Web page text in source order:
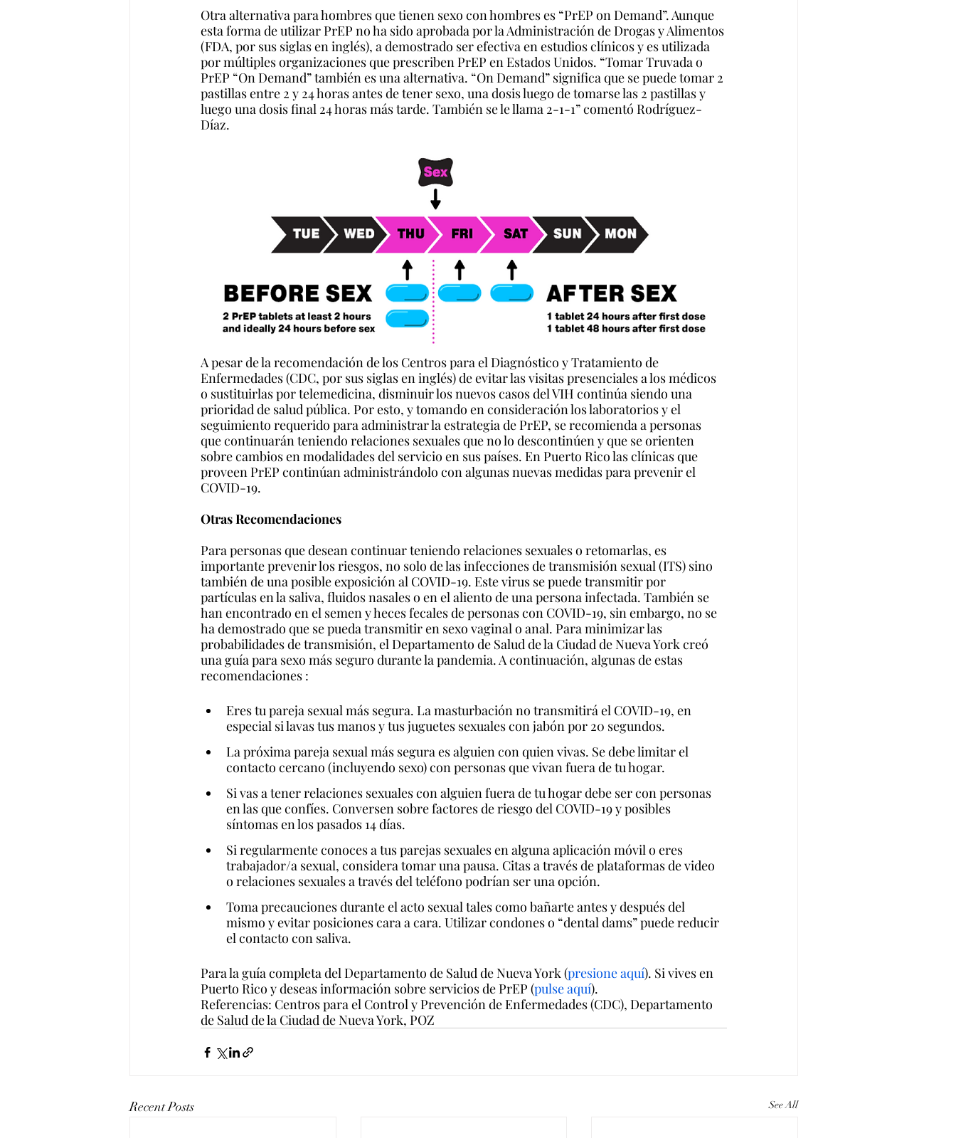
Otra alternativa para hombres que tienen sexo con hombres es “PrEP on Demand”. Aunque
esta forma de utilizar PrEP no ha sido aprobada por la Administración de Drogas y Alimentos
(FDA, por sus siglas en inglés), a demostrado ser efectiva en estudios clínicos y es utilizada
por múltiples organizaciones que prescriben PrEP en Estados Unidos. “Tomar Truvada o
PrEP “On Demand” también es una alternativa. “On Demand” significa que se puede tomar 2
pastillas entre 2 y 24 horas antes de tener sexo, una dosis luego de tomarse las 2 pastillas y
luego una dosis final 24 horas más tarde. También se le llama 2-1-1” comentó Rodríguez-
Díaz.
A pesar de la recomendación de los Centros para el Diagnóstico y Tratamiento de
Enfermedades (CDC, por sus siglas en inglés) de evitar las visitas presenciales a los médicos
o sustituirlas por telemedicina, disminuir los nuevos casos del VIH continúa siendo una
prioridad de salud pública. Por esto, y tomando en consideración los laboratorios y el
seguimiento requerido para administrar la estrategia de PrEP, se recomienda a personas
que continuarán teniendo relaciones sexuales que no lo descontinúen y que se orienten
sobre cambios en modalidades del servicio en sus países. En Puerto Rico las clínicas que
proveen PrEP continúan administrándolo con algunas nuevas medidas para prevenir el
COVID-19.
Otras Recomendaciones
Para personas que desean continuar teniendo relaciones sexuales o retomarlas, es
importante prevenir los riesgos, no solo de las infecciones de transmisión sexual (ITS) sino
también de una posible exposición al COVID-19. Este virus se puede transmitir por
partículas en la saliva, fluidos nasales o en el aliento de una persona infectada. También se
han encontrado en el semen y heces fecales de personas con COVID-19, sin embargo, no se
ha demostrado que se pueda transmitir en sexo vaginal o anal. Para minimizar las
probabilidades de transmisión, el Departamento de Salud de la Ciudad de Nueva York creó
una guía para sexo más seguro durante la pandemia. A continuación, algunas de estas
recomendaciones :
Eres tu pareja sexual más segura. La masturbación no transmitirá el COVID-19, en
especial si lavas tus manos y tus juguetes sexuales con jabón por 20 segundos.
La próxima pareja sexual más segura es alguien con quien vivas. Se debe limitar el
contacto cercano (incluyendo sexo) con personas que vivan fuera de tu hogar.
Si vas a tener relaciones sexuales con alguien fuera de tu hogar debe ser con personas
en las que confíes. Conversen sobre factores de riesgo del COVID-19 y posibles
síntomas en los pasados 14 días.
Si regularmente conoces a tus parejas sexuales en alguna aplicación móvil o eres
trabajador/a sexual, considera tomar una pausa. Citas a través de plataformas de video
o relaciones sexuales a través del teléfono podrían ser una opción.
Toma precauciones durante el acto sexual tales como bañarte antes y después del
mismo y evitar posiciones cara a cara. Utilizar condones o “dental dams” puede reducir
el contacto con saliva.
Para la guía completa del Departamento de Salud de Nueva York (presione aquí). Si vives en
Puerto Rico y deseas información sobre servicios de PrEP (pulse aquí).
Referencias: Centros para el Control y Prevención de Enfermedades (CDC), Departamento
de Salud de la Ciudad de Nueva York, POZ
Recent Posts See All